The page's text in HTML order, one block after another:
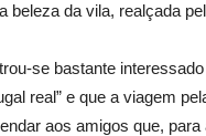
beleza da vila, realçada
se bastante
real” e que a viagem
aos amigos que,